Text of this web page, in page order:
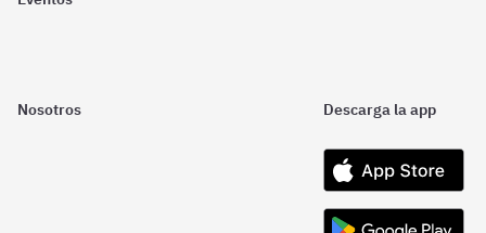
Nosotros Descarga la app